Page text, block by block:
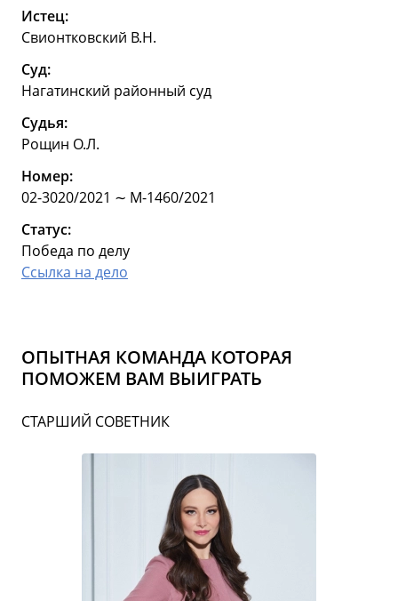
Истец:
Свионтковский В.Н.
Суд:
Нагатинский районный суд
Судья:
Рощин О.Л.
Номер:
02-3020/2021 ∼ М-1460/2021
Статус:
Победа по делу
Ссылка на дело
ОПЫТНАЯ КОМАНДА КОТОРАЯ
ПОМОЖЕМ ВАМ ВЫИГРАТЬ
СТАРШИЙ СОВЕТНИК